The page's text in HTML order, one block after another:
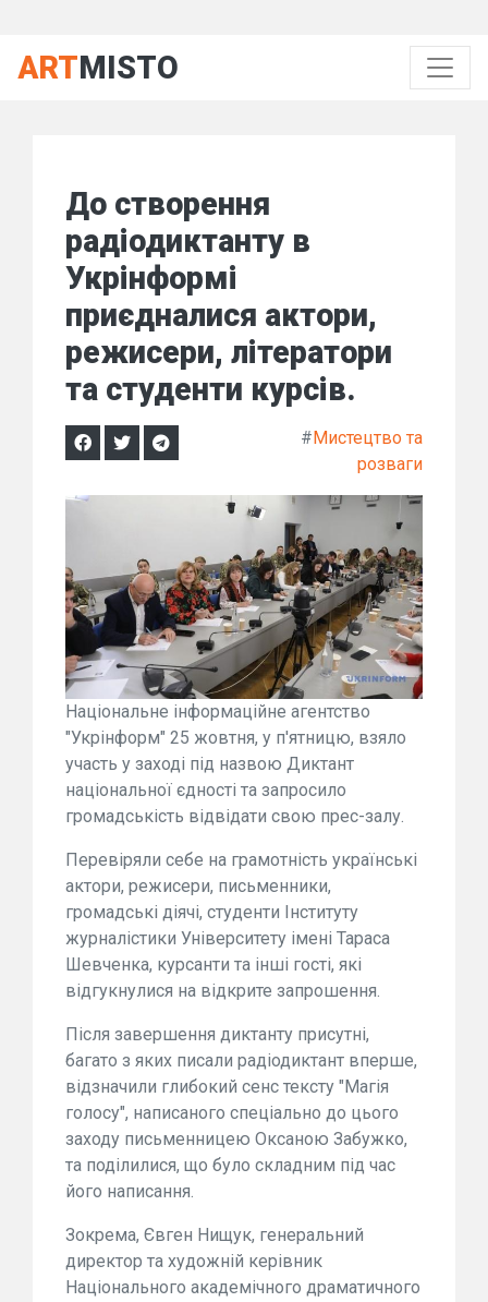
ARTMISTO
До створення
радіодиктанту в
Укрінформі
приєдналися актори,
режисери, літератори
та студенти курсів.
#Мистецтво та
розваги
Національне інформаційне агентство
"Укрінформ" 25 жовтня, у п'ятницю, взяло
участь у заході під назвою Диктант
національної єдності та запросило
громадськість відвідати свою прес-залу.
Перевіряли себе на грамотність українські
актори, режисери, письменники,
громадські діячі, студенти Інституту
журналістики Університету імені Тараса
Шевченка, курсанти та інші гості, які
відгукнулися на відкрите запрошення.
Після завершення диктанту присутні,
багато з яких писали радіодиктант вперше,
відзначили глибокий сенс тексту "Магія
голосу", написаного спеціально до цього
заходу письменницею Оксаною Забужко,
та поділилися, що було складним під час
його написання.
Зокрема, Євген Нищук, генеральний
директор та художній керівник
Національного академічного драматичного